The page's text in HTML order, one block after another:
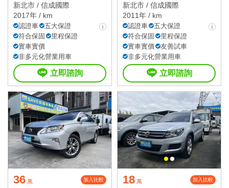
新北市 / 信成國際
2017年 / km
認證車
五大保證
符合保固
里程保證
實車實價
非多元化營業用車
立即諮詢
新北市 / 信成國際
2011年 / km
認證車
五大保證
符合保固
里程保證
實車實價
友善試車
非多元化營業用車
立即諮詢
36 萬 加入比較 18 萬 加入比較